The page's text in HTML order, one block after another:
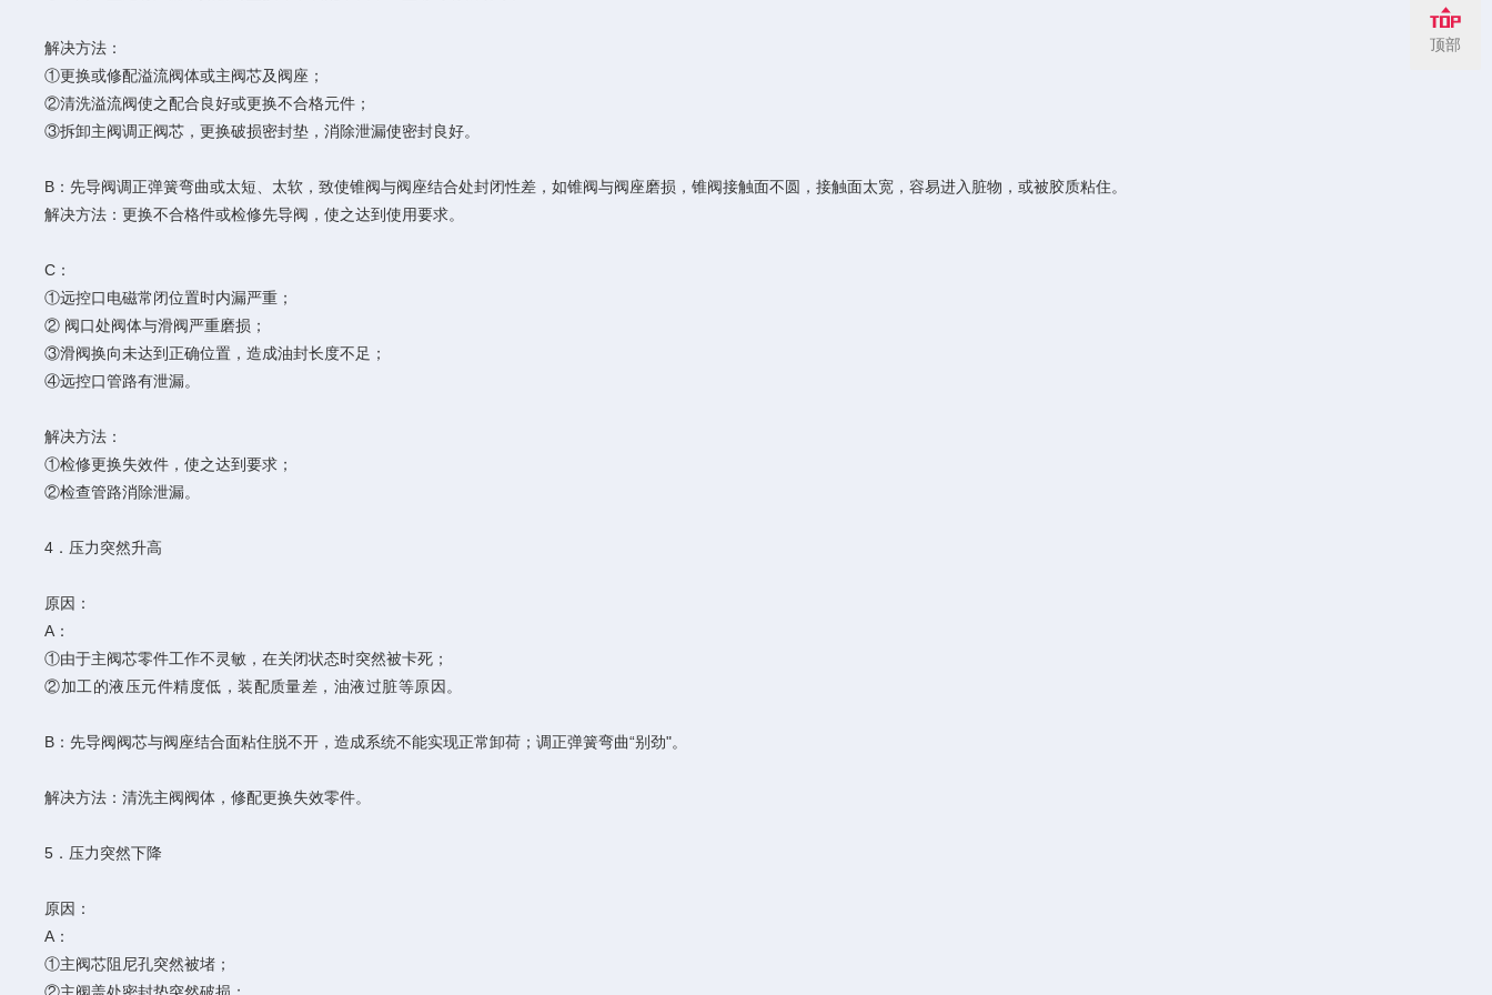
解决方法：
①更换或修配溢流阀体或主阀芯及阀座；
②清洗溢流阀使之配合良好或更换不合格元件；
③拆卸主阀调正阀芯，更换破损密封垫，消除泄漏使密封良好。
B：先导阀调正弹簧弯曲或太短、太软，致使锥阀与阀座结合处封闭性差，如锥阀与阀座磨损，锥阀接触面不圆，接触面太宽，容易进入脏物，或被胶质粘住。
解决方法：更换不合格件或检修先导阀，使之达到使用要求。
C：
①远控口电磁常闭位置时内漏严重；
② 阀口处阀体与滑阀严重磨损；
③滑阀换向未达到正确位置，造成油封长度不足；
④远控口管路有泄漏。
解决方法：
①检修更换失效件，使之达到要求；
②检查管路消除泄漏。
4．压力突然升高
原因：
A：
①由于主阀芯零件工作不灵敏，在关闭状态时突然被卡死；
②加工的液压元件精度低，装配质量差，油液过脏等原因。
B：先导阀阀芯与阀座结合面粘住脱不开，造成系统不能实现正常卸荷；调正弹簧弯曲“别劲"。
解决方法：清洗主阀阀体，修配更换失效零件。
5．压力突然下降
原因：
A：
①主阀芯阻尼孔突然被堵；
顶部